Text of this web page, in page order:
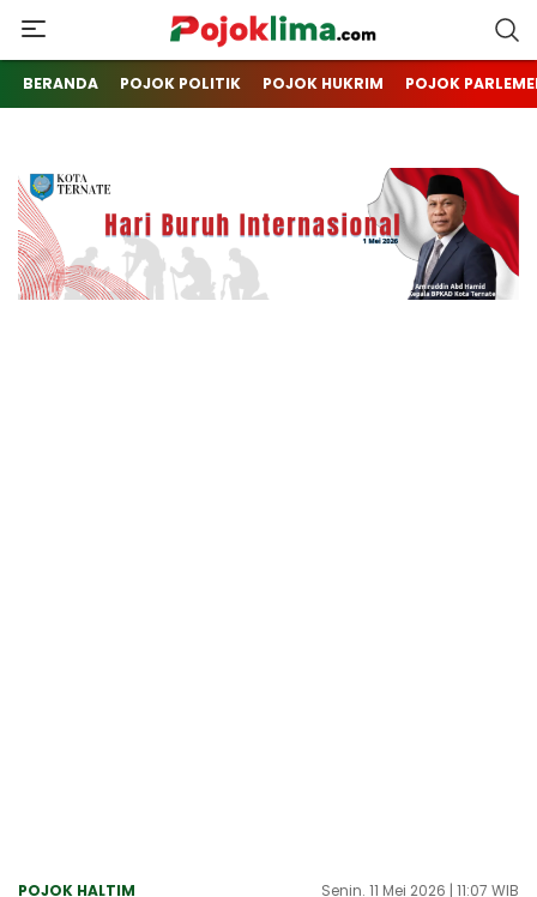
pojoklima.com
Mojokin
BERANDA POJOK POLITIK POJOK HUKRIM POJOK
POJOK HALTIM Senin. 11 Mei 2026 | 11:07 WIB